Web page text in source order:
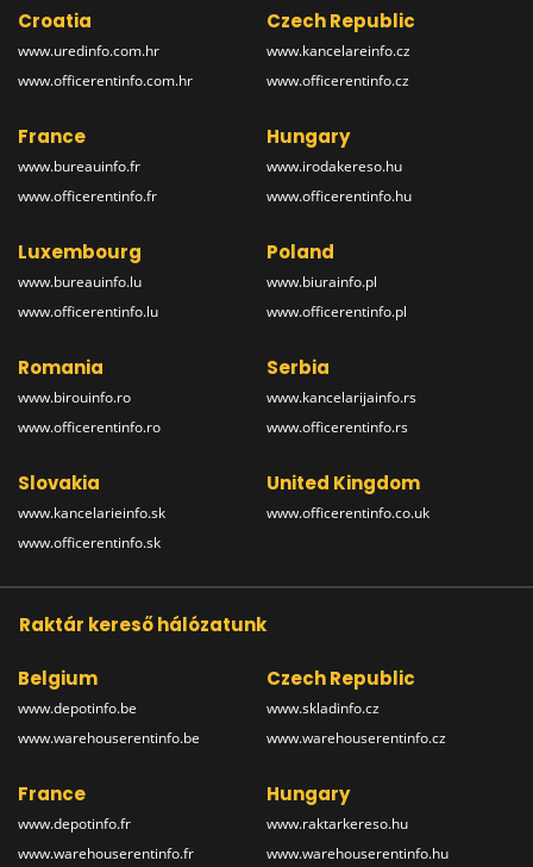
Croatia
www.uredinfo.com.hr
www.officerentinfo.com.hr
Czech Republic
www.kancelareinfo.cz
www.officerentinfo.cz
France
www.bureauinfo.fr
www.officerentinfo.fr
Hungary
www.irodakereso.hu
www.officerentinfo.hu
Luxembourg
www.bureauinfo.lu
www.officerentinfo.lu
Poland
www.biurainfo.pl
www.officerentinfo.pl
Romania
www.birouinfo.ro
www.officerentinfo.ro
Serbia
www.kancelarijainfo.rs
www.officerentinfo.rs
Slovakia
www.kancelarieinfo.sk
www.officerentinfo.sk
United Kingdom
www.officerentinfo.co.uk
Raktár kereső hálózatunk
Belgium
www.depotinfo.be
www.warehouserentinfo.be
Czech Republic
www.skladinfo.cz
www.warehouserentinfo.cz
France
www.depotinfo.fr
www.warehouserentinfo.fr
Hungary
www.raktarkereso.hu
www.warehouserentinfo.hu